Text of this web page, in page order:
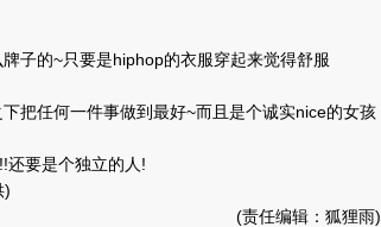
的~只要是hiphop的衣服穿起来觉得舒服
任何一件事做到最好~而且是个诚实nice的女孩
要是个独立的人!
)
(责任编辑：狐狸雨)